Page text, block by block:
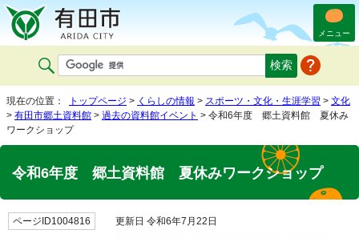
メニュー
現在の位置： トップページ > くらしの情報 > スポーツ・文化・生涯学習 > 文化
> 有田市郷土資料館 > 過去の資料館イベント > 令和6年度 郷土資料館 夏休み
ワークショップ
令和6年度 郷土資料館 夏休みワークショップ
ページID1004816 更新日 令和6年7月22日